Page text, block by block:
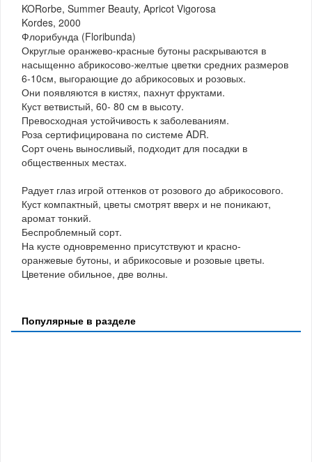
KORorbe, Summer Beauty, Apricot Vigorosa
Kordes, 2000
Флорибунда (Floribunda)
Округлые оранжево-красные бутоны раскрываются в
насыщенно абрикосово-желтые цветки средних размеров
6-10см, выгорающие до абрикосовых и розовых.
Они появляются в кистях, пахнут фруктами.
Куст ветвистый, 60- 80 см в высоту.
Превосходная устойчивость к заболеваниям.
Роза сертифицирована по системе ADR.
Сорт очень выносливый, подходит для посадки в
общественных местах.
Радует глаз игрой оттенков от розового до абрикосового.
Куст компактный, цветы смотрят вверх и не поникают,
аромат тонкий.
Беспроблемный сорт.
На кусте одновременно присутствуют и красно-
оранжевые бутоны, и абрикосовые и розовые цветы.
Цветение обильное, две волны.
Популярные в разделе